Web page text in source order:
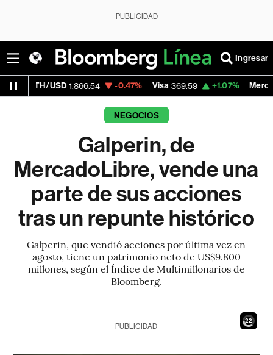
PUBLICIDAD
Ingresar
1,866.54 -0.47% Visa 369.59 +1.07% MercadoLibre
NEGOCIOS
Galperin, de
MercadoLibre, vende una
parte de sus acciones
tras un repunte histórico
Galperin, que vendió acciones por última vez en
agosto, tiene un patrimonio neto de US$9.800
millones, según el Índice de Multimillonarios de
Bloomberg.
21
PUBLICIDAD